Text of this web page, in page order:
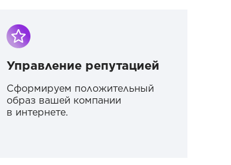
Управление репутацией
Сформируем положительный
образ вашей компании
в интернете.